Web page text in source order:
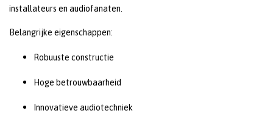
installateurs en audiofanaten.
Belangrijke eigenschappen:
Robuuste constructie
Hoge betrouwbaarheid
Innovatieve audiotechniek